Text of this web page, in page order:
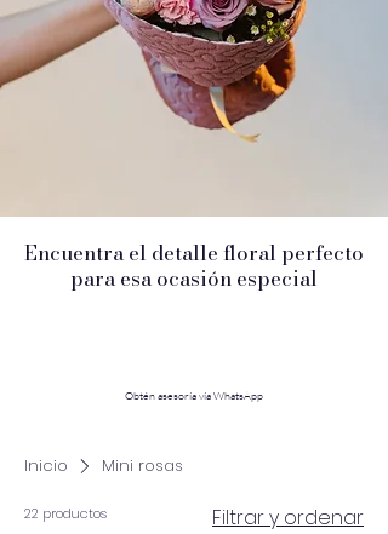
Encuentra el detalle floral perfecto
para esa ocasión especial
Obtén asesoría vía WhatsApp
Inicio Mini rosas
22 productos Filtrar y ordenar